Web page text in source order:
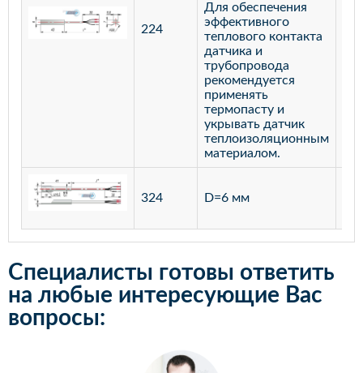
224
Для обеспечения
эффективного
теплового контакта
датчика и
трубопровода
рекомендуется
применять
термопасту и
укрывать датчик
теплоизоляционным
материалом.
324 D=6 мм
Специалисты готовы ответить
на любые интересующие Вас
вопросы: